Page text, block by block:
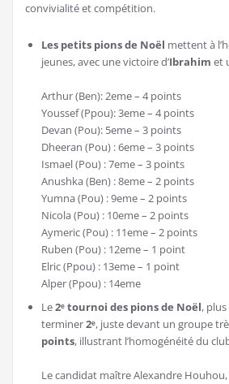
convivialité et compétition.
Les petits pions de Noël mettent à
jeunes, avec une victoire d’Ibrahim et
Arthur (Ben): 2eme – 4 points
Youssef (Ppou): 3eme – 4 points
Devan (Pou): 5eme – 3 points
Dheeran (Pou) : 6eme – 3 points
Ismael (Pou) : 7eme – 3 points
Anushka (Ben) : 8eme – 2 points
Yumna (Pou) : 9eme – 2 points
Nicola (Pou) : 10eme – 2 points
Aymeric (Pou) : 11eme – 2 points
Ruben (Pou) : 12eme – 1 point
Elric (Ppou) : 13eme – 1 point
Alper (Ppou) : 14eme
Le2ᵉ tournoi des pions de Noël,
terminer2ᵉ, juste devant un groupe
points, illustrant l’homogénéité du
Le candidat maître Alexandre